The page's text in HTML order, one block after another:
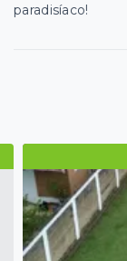
paradisíaco!